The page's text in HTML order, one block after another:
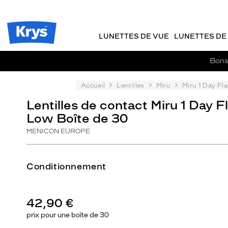
Opticien
Krys
LUNETTES DE VUE LUNETTES
Accueil Lentilles Miru Miru 1 Day
Lentilles de contact Miru 1 Day
Low Boîte de 30
MENICON EUROPE
Conditionnement
42,90 €
prix pour une boîte de 30